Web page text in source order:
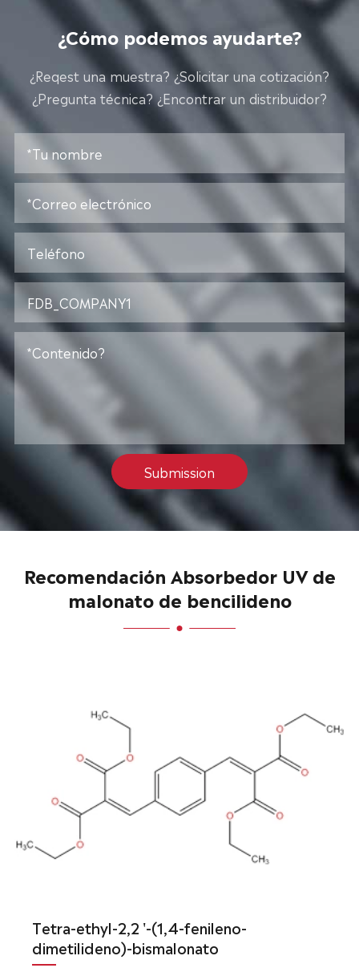
¿Cómo podemos ayudarte?
¿Reqest una muestra? ¿Solicitar una cotización?
¿Pregunta técnica? ¿Encontrar un distribuidor?
Submission
Recomendación Absorbedor UV de
malonato de bencilideno
Tetra-ethyl-2,2 '-(1,4-fenileno-
dimetilideno)-bismalonato